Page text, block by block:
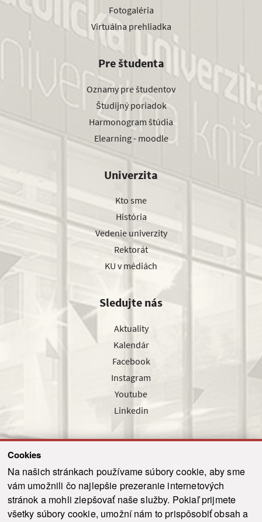
Cookies
Na našich stránkach používame súbory cookie, aby sme
vám umožnili čo najlepšie prezeranie internetových
stránok a mohli zlepšovať naše služby. Pokiaľ prijmete
všetky súbory cookie, umožní nám to prispôsobiť obsah a
Fotogaléria
Virtuálna prehliadka
Pre študenta
Oznamy pre študentov
Študijný poriadok
Harmonogram štúdia
Elearning - moodle
Univerzita
Kto sme
História
Vedenie univerzity
Rektorát
KU v médiách
Sledujte nás
Aktuality
Kalendár
Facebook
Instagram
Youtube
Linkedin